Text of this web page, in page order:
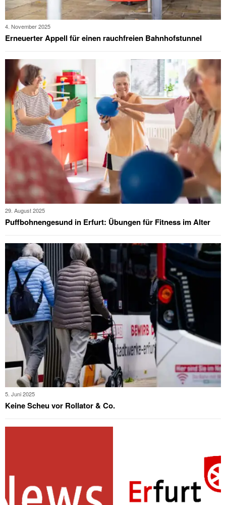
4. November 2025
Erneuerter Appell für einen rauchfreien Bahnhofstunnel
29. August 2025
Puffbohnengesund in Erfurt: Übungen für Fitness im Alter
5. Juni 2025
Keine Scheu vor Rollator & Co.